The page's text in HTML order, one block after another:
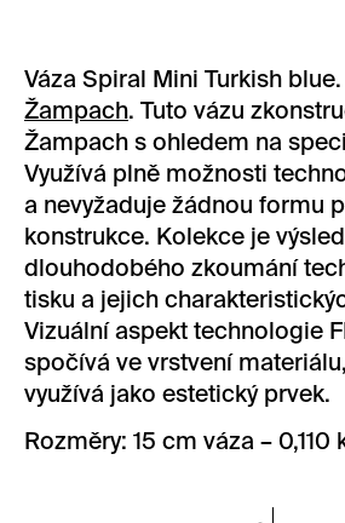
Váza Spiral Mini Turkish
Žampach. Tuto vázu
Žampach s ohledem na
Využívá plně možnosti
a nevyžaduje žádnou formu
konstrukce. Kolekce je
dlouhodobého zkoumání
tisku a jejich
Vizuální aspekt technologie
spočívá ve vrstvení
využívá jako estetický prvek.
Rozměry: 15 cm váza – 0,110